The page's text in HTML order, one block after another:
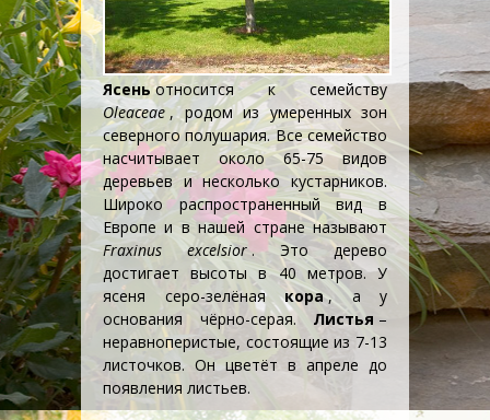
Ясень относится к семейству
Oleaceae , родом из умеренных зон
северного полушария. Все семейство
насчитывает около 65-75 видов
деревьев и несколько кустарников.
Широко распространенный вид в
Европе и в нашей стране называют
Fraxinus excelsior . Это дерево
достигает высоты в 40 метров. У
ясеня серо-зелёнаякора , а у
основания чёрно-серая. Листья –
неравноперистые, состоящие из 7-13
листочков. Он цветёт в апреле до
появления листьев.